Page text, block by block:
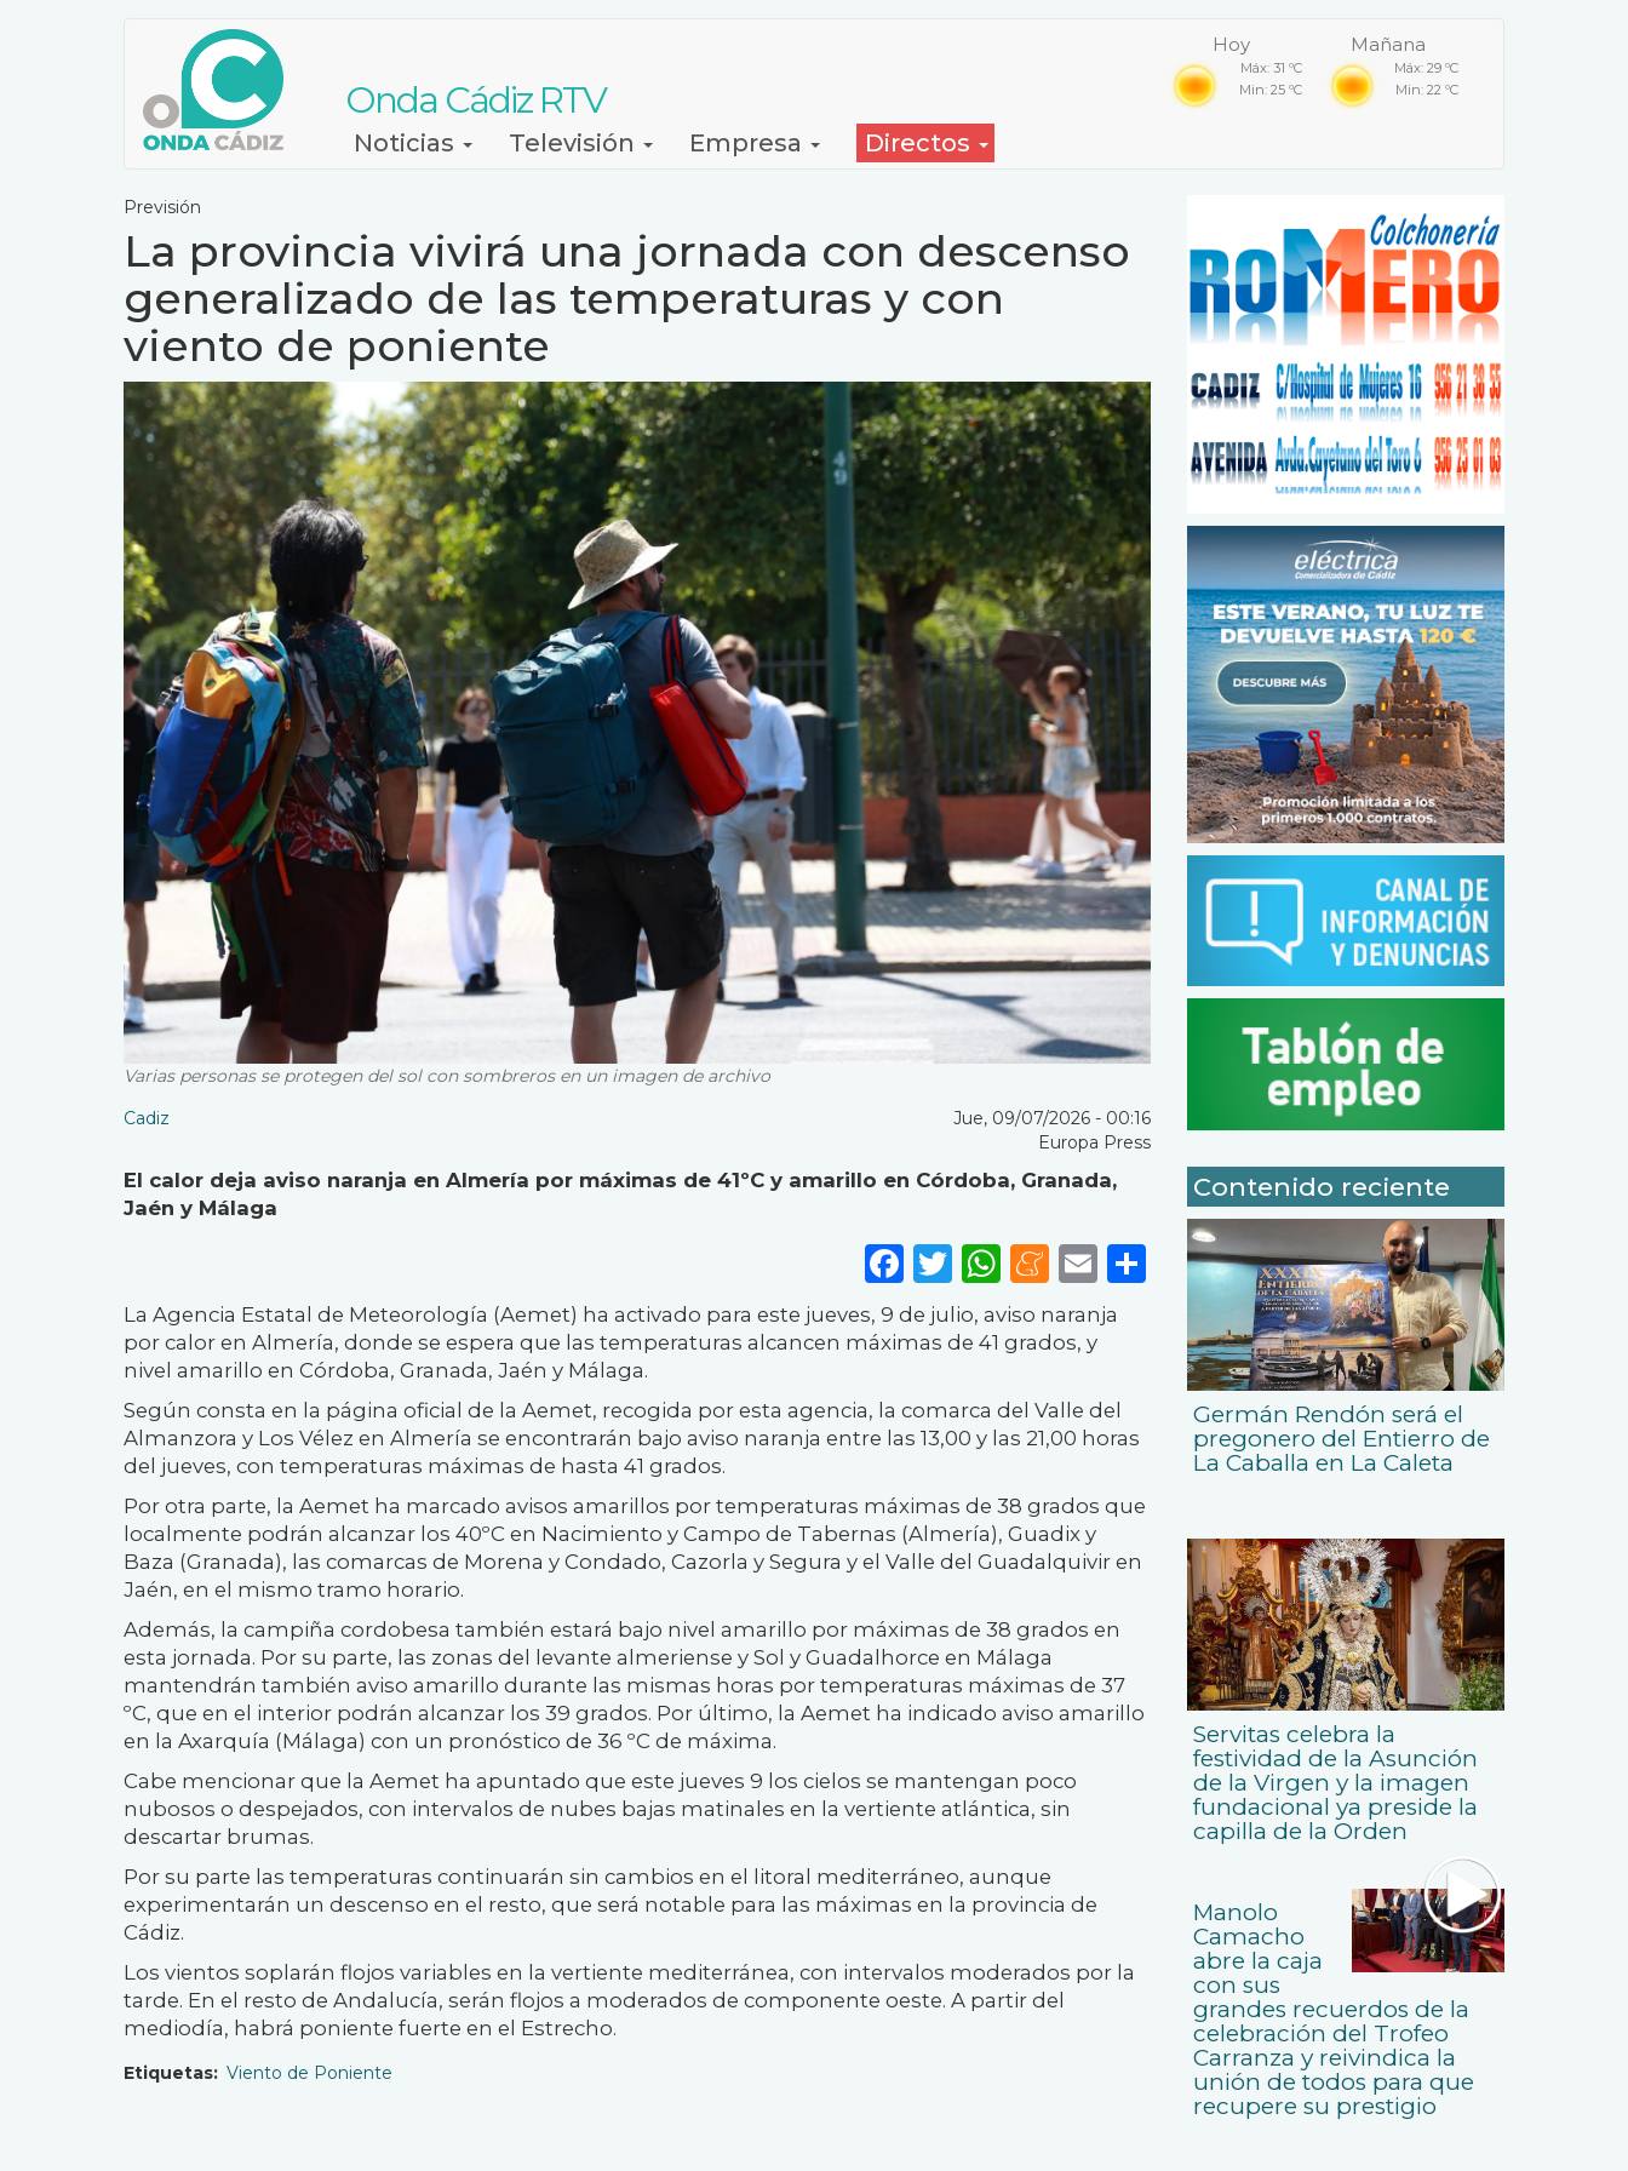
Onda Cádiz RTV
Hoy
Máx: 31 ºC
Min: 25 ºC
Mañana
Máx: 29 ºC
Min: 22 ºC
NavegaciónNoticias Televisión Empresa Directos
Previsión
La provincia vivirá una jornada con descenso
generalizado de las temperaturas y con
viento de poniente
Varias personas se protegen del sol con sombreros en un imagen de archivo
Cadiz
Jue, 09/07/2026 - 00:16
Europa Press
El calor deja aviso naranja en Almería por máximas de 41ºC y amarillo en Córdoba, Granada,
Jaén y Málaga
Facebook
Twitter
WhatsApp
Meneame
Email
Share
La Agencia Estatal de Meteorología (Aemet) ha activado para este jueves, 9 de julio, aviso naranja
por calor en Almería, donde se espera que las temperaturas alcancen máximas de 41 grados, y
nivel amarillo en Córdoba, Granada, Jaén y Málaga.
Según consta en la página oficial de la Aemet, recogida por esta agencia, la comarca del Valle del
Almanzora y Los Vélez en Almería se encontrarán bajo aviso naranja entre las 13,00 y las 21,00 horas
del jueves, con temperaturas máximas de hasta 41 grados.
Por otra parte, la Aemet ha marcado avisos amarillos por temperaturas máximas de 38 grados que
localmente podrán alcanzar los 40ºC en Nacimiento y Campo de Tabernas (Almería), Guadix y
Baza (Granada), las comarcas de Morena y Condado, Cazorla y Segura y el Valle del Guadalquivir en
Jaén, en el mismo tramo horario.
Además, la campiña cordobesa también estará bajo nivel amarillo por máximas de 38 grados en
esta jornada. Por su parte, las zonas del levante almeriense y Sol y Guadalhorce en Málaga
mantendrán también aviso amarillo durante las mismas horas por temperaturas máximas de 37
ºC, que en el interior podrán alcanzar los 39 grados. Por último, la Aemet ha indicado aviso amarillo
en la Axarquía (Málaga) con un pronóstico de 36 ºC de máxima.
Cabe mencionar que la Aemet ha apuntado que este jueves 9 los cielos se mantengan poco
nubosos o despejados, con intervalos de nubes bajas matinales en la vertiente atlántica, sin
descartar brumas.
Por su parte las temperaturas continuarán sin cambios en el litoral mediterráneo, aunque
experimentarán un descenso en el resto, que será notable para las máximas en la provincia de
Cádiz.
Los vientos soplarán flojos variables en la vertiente mediterránea, con intervalos moderados por la
tarde. En el resto de Andalucía, serán flojos a moderados de componente oeste. A partir del
mediodía, habrá poniente fuerte en el Estrecho.
Etiquetas Viento de Poniente
Contenido reciente
Germán Rendón será el
pregonero del Entierro de
La Caballa en La Caleta
Servitas celebra la
festividad de la Asunción
de la Virgen y la imagen
fundacional ya preside la
capilla de la Orden
Manolo
Camacho
abre la caja
con sus
grandes recuerdos de la
celebración del Trofeo
Carranza y reivindica la
unión de todos para que
recupere su prestigio